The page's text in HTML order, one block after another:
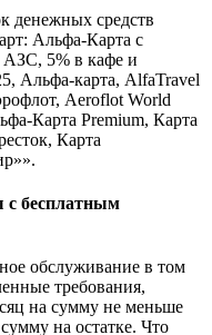
денежных средств
Альфа-Карта с
АЗС, 5% в кафе и
Альфа-карта, AlfaTravel
Aeroflot World
Карта Premium, Карта
Карта
бесплатным
обслуживание в том
требования,
на сумму не меньше
на остатке. Что